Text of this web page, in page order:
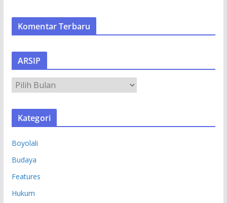
Komentar Terbaru
ARSIP
S
Kategori
Boyolali
Budaya
Features
Hukum